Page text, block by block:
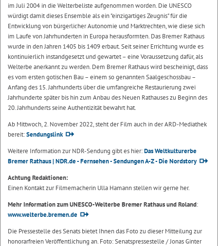
im Juli 2004 in die Welterbeliste aufgenommen worden. Die UNESCO
würdigt damit dieses Ensemble als ein "einzigartiges Zeugnis" für die
Entwicklung von bürgerlicher Autonomie und Marktrechten, wie diese sich
im Laufe von Jahrhunderten in Europa herausformten. Das Bremer Rathaus
wurde in den Jahren 1405 bis 1409 erbaut. Seit seiner Errichtung wurde es
kontinuierlich instandgesetzt und gewartet – eine Voraussetzung dafür, als
Welterbe anerkannt zu werden. Dem Bremer Rathaus wird bescheinigt, dass
es vom ersten gotischen Bau – einem so genannten Saalgeschossbau –
Anfang des 15. Jahrhunderts über die umfangreiche Restaurierung zwei
Jahrhunderte später bis hin zum Anbau des Neuen Rathauses zu Beginn des
20. Jahrhunderts seine Authentizität bewahrt hat.
Ab Mittwoch, 2. November 2022, steht der Film auch in der ARD-Mediathek
bereit:Sendungslink
Weitere Information zur NDR-Sendung gibt es hier:Das Weltkulturerbe
Bremer Rathaus | NDR.de - Fernsehen - Sendungen A-Z - Die Nordstory
Achtung Redaktionen:
Einen Kontakt zur Filmemacherin Ulla Hamann stellen wir gerne her.
Mehr Information zum UNESCO-Welterbe Bremer Rathaus und Roland:
www.welterbe.bremen.de
Die Pressestelle des Senats bietet Ihnen das Foto zu dieser Mitteilung zur
honorarfreien Veröffentlichung an. Foto: Senatspressestelle / Jonas Ginter